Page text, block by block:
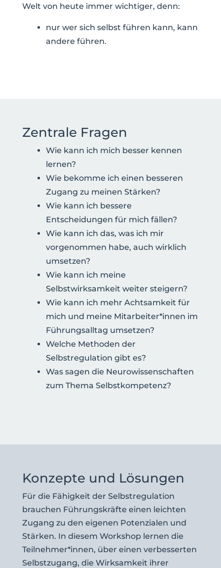
Welt von heute immer wichtiger, denn:
nur wer sich selbst führen kann, kann
andere führen.
Zentrale Fragen
Wie kann ich mich besser kennen
lernen?
Wie bekomme ich einen besseren
Zugang zu meinen Stärken?
Wie kann ich bessere
Entscheidungen für mich fällen?
Wie kann ich das, was ich mir
vorgenommen habe, auch wirklich
umsetzen?
Wie kann ich meine
Selbstwirksamkeit weiter steigern?
Wie kann ich mehr Achtsamkeit für
mich und meine Mitarbeiter*innen im
Führungsalltag umsetzen?
Welche Methoden der
Selbstregulation gibt es?
Was sagen die Neurowissenschaften
zum Thema Selbstkompetenz?
Konzepte und Lösungen
Für die Fähigkeit der Selbstregulation
brauchen Führungskräfte einen leichten
Zugang zu den eigenen Potenzialen und
Stärken. In diesem Workshop lernen die
Teilnehmer*innen, über einen verbesserten
Selbstzugang, die Wirksamkeit ihrer